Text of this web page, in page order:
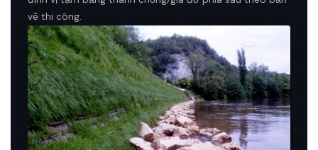
vẽ thi công.